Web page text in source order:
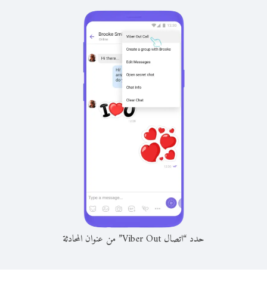
حدد “اتصال Viber Out” من عنوان المحادثة